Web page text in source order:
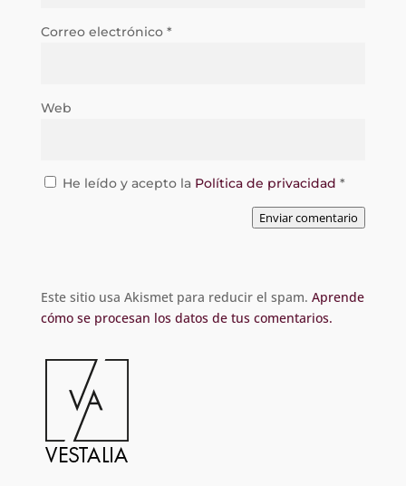
Correo electrónico *
Web
He leído y acepto la Política de privacidad *
Enviar comentario
Este sitio usa Akismet para reducir el spam. Aprende
cómo se procesan los datos de tus comentarios.